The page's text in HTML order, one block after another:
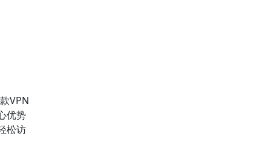
VPN
优势
松访